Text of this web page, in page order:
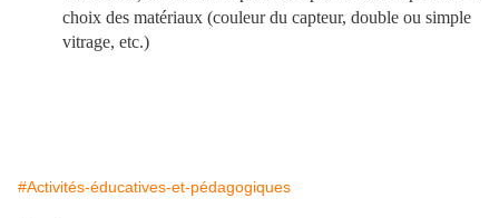
choix des matériaux (couleur du capteur, double ou simple
vitrage, etc.)
#Activités-éducatives-et-pédagogiques